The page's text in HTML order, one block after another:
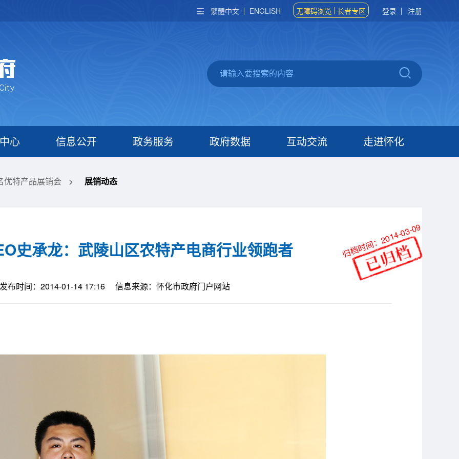
繁體中文 ENGLISH 无障碍浏览 长者专区 登录 注册
心 信息公开 政务服务 政府数据 互动交流 走进怀化
优特产品展销会 > 展销动态
史承龙：武陵山区农特产电商行业领跑者
发布时间：2014-01-14 17:16 信息来源：怀化市政府门户网站
归档时间：2014-03-09